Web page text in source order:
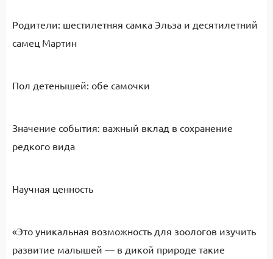
Родители: шестилетняя самка Эльза и десятилетний
самец Мартин
Пол детенышей: обе самочки
Значение события: важный вклад в сохранение
редкого вида
Научная ценность
«Это уникальная возможность для зоологов изучить
развитие малышей — в дикой природе такие